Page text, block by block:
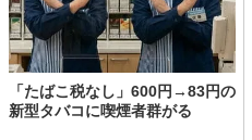
「たばこ税なし」600円→83円の
新型タバコに喫煙者群がる